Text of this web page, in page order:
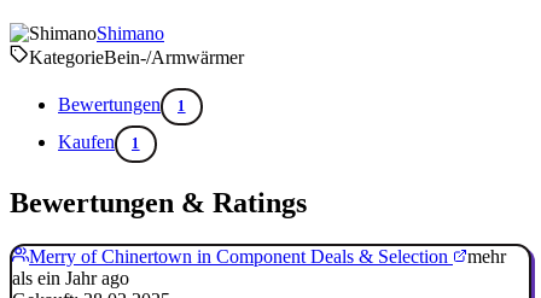
Shimano
KategorieBein-/Armwärmer
Bewertungen 1
Kaufen 1
Bewertungen & Ratings
Merry of Chinertown in Component Deals & Selection
mehr
als ein Jahr ago